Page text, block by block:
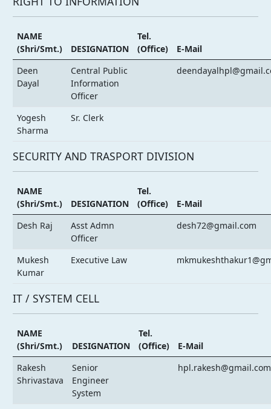
NAME
(Shri/Smt.)
DESIGNATION
Tel.
(Office)
E-Mail
Deen
Dayal
Central Public
Information
Officer
Yogesh
Sharma
Sr. Clerk
SECURITY AND TRASPORT DIVISION
NAME
(Shri/Smt.)
DESIGNATION
Tel.
(Office)
E-Mail
Desh Raj
Asst Admn
Officer
desh72@gmail.com
Mukesh
Kumar
Executive Law
IT / SYSTEM CELL
NAME
(Shri/Smt.)
DESIGNATION
Tel.
(Office)
E-Mail
Rakesh
Shrivastava
Senior
Engineer
System
hpl.rakesh@gmail.com